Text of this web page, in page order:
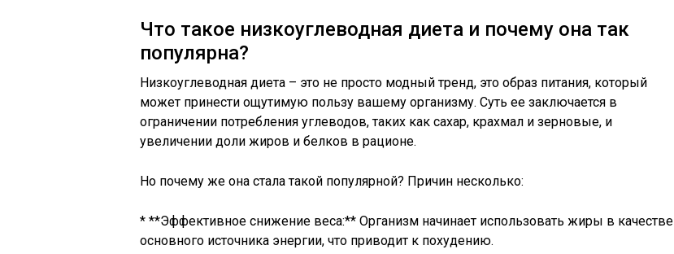
Что такое низкоуглеводная диета и почему она так
популярна?
Низкоуглеводная диета – это не просто модный тренд, это образ питания, который
может принести ощутимую пользу вашему организму. Суть ее заключается в
ограничении потребления углеводов, таких как сахар, крахмал и зерновые, и
увеличении доли жиров и белков в рационе.
Но почему же она стала такой популярной? Причин несколько:
* **Эффективное снижение веса:** Организм начинает использовать жиры в качестве
основного источника энергии, что приводит к похудению.